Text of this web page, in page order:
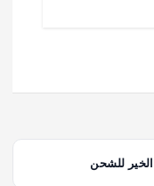
الخير للشحن